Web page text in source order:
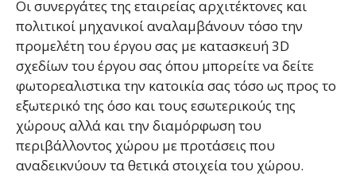
Οι συνεργάτες της εταιρείας αρχιτέκτονες και
πολιτικοί μηχανικοί αναλαμβάνουν τόσο την
προμελέτη του έργου σας με κατασκευή 3D
σχεδίων του έργου σας όπου μπορείτε να δείτε
φωτορεαλιστικα την κατοικία σας τόσο ως προς το
εξωτερικό της όσο και τους εσωτερικούς της
χώρους αλλά και την διαμόρφωση του
περιβάλλοντος χώρου με προτάσεις που
αναδεικνύουν τα θετικά στοιχεία του χώρου.